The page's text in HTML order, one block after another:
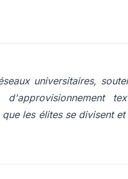
universitaires,
les élites se divisent